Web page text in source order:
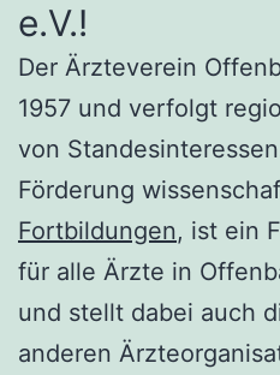
e.V.!
Der Ärzteverein
1957 und verfolgt
von
Förderung
Fortbildungen, ist ein
für alle Ärzte in
und stellt dabei auch
anderen